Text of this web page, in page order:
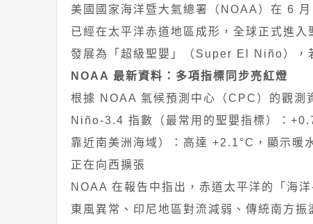
美國國家海洋暨大氣總署（NOAA）在 6
已經在太平洋赤道地區成形，全球正式進
發展為「超級聖嬰」（Super El Niño），
NOAA 最新資料：多項指標同步亮紅燈
根據 NOAA 氣候預測中心（CPC）的觀測
Niño-3.4 指數（最常用的聖嬰指標）：
靠近南美洲海域）：高達 +2.1°C，顯示暖
正在向西擴張
NOAA 在報告中指出，赤道太平洋的「海
東風異常、印尼地區對流減弱、傳統南方